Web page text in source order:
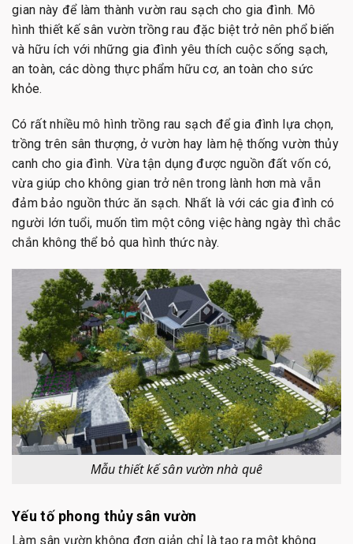
gian này để làm thành vườn rau sạch cho gia đình. Mô
hình thiết kế sân vườn trồng rau đặc biệt trở nên phổ biến
và hữu ích với những gia đình yêu thích cuộc sống sạch,
an toàn, các dòng thực phẩm hữu cơ, an toàn cho sức
khỏe.
Có rất nhiều mô hình trồng rau sạch để gia đình lựa chọn,
trồng trên sân thượng, ở vườn hay làm hệ thống vườn thủy
canh cho gia đình. Vừa tận dụng được nguồn đất vốn có,
vừa giúp cho không gian trở nên trong lành hơn mà vẫn
đảm bảo nguồn thức ăn sạch. Nhất là với các gia đình có
người lớn tuổi, muốn tìm một công việc hàng ngày thì chắc
chắn không thể bỏ qua hình thức này.
Mẫu thiết kế sân vườn nhà quê
Yếu tố phong thủy sân vườn
Làm sân vườn không đơn giản chỉ là tạo ra một không